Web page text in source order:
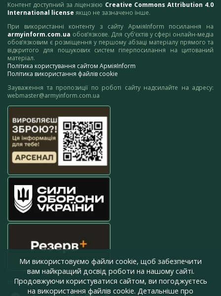
Контент доступний за ліцензією Creative Commons Attribution 4.0
International license якщо не зазначено інше.
При використанні контенту з сайту АрміяInform посилання на
armyinform.com.ua обов’язкове. Для суб’єктів у сфері онлайн-медіа
обов’язковим є розміщення у першому абзаці матеріалу прямого та
відкритого для пошукових систем гіперпосилання на цитований
матеріал.
Політика користування сайтом АрміяInform
Політика використання файлів cookie
Зауваження та пропозиції по роботі сайту надсилайте на адресу:
webmaster@armyinform.com.ua
press@armyinform.com.ua
Ми використовуємо файли cookie, щоб забезпечити
вам найкращий досвід роботи на нашому сайті.
Продовжуючи користуватися сайтом, ви погоджуєтесь
на використання файлів cookie. Детальніше про